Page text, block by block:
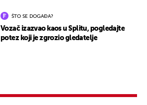
ŠTO SE DOGAĐA?
Vozač izazvao kaos u Splitu, pogledajte
potez koji je zgrozio gledatelje